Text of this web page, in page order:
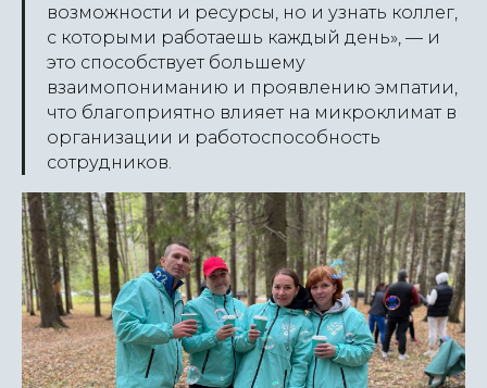
возможности и ресурсы, но и узнать коллег,
с которыми работаешь каждый день», — и
это способствует большему
взаимопониманию и проявлению эмпатии,
что благоприятно влияет на микроклимат в
организации и работоспособность
сотрудников.